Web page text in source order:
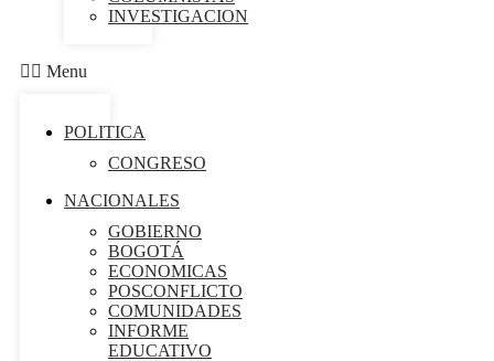
INVESTIGACION
Menu
POLITICA
CONGRESO
NACIONALES
GOBIERNO
BOGOTÁ
ECONOMICAS
POSCONFLICTO
COMUNIDADES
INFORME
EDUCATIVO